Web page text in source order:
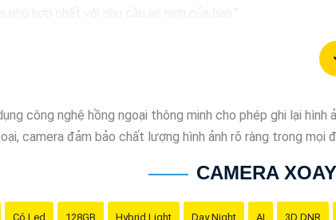
công nghệ hồng ngoại thông minh cho phép ghi lại
camera đảm bảo chất lượng hình ảnh rõ ràng trong mọi
CAMERA
Có Led 128GB Hybrid Light Day Night AI 3D DNR